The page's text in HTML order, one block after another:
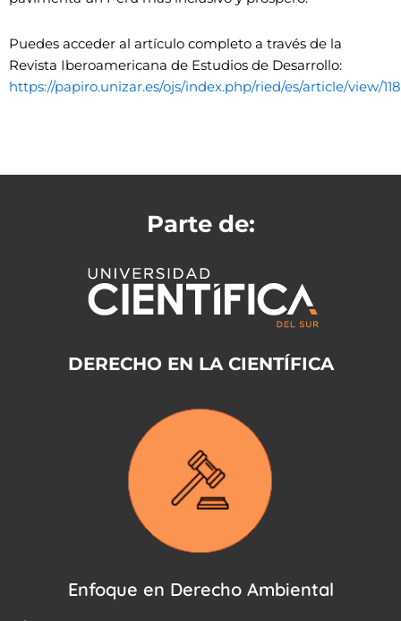
Puedes acceder al artículo completo a través de la
Revista Iberoamericana de Estudios de Desarrollo:
https://papiro.unizar.es/ojs/index.php/ried/es/article/view/
Parte de:
DERECHO EN LA CIENTÍFICA
Enfoque en Derecho Ambiental